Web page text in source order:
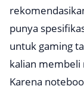
punya
untuk gaming
kalian membeli
Karena